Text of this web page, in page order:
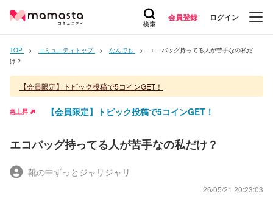
会員登録 ログイン
TOP コミュニティトップ なんでも
エコバッグ持ってる人が苦手なの私だ
け？
【会員限定】トピック投稿で5コインGET！
急上昇 【会員限定】トピック投稿で5コインGET！
エコバッグ持ってる人が苦手なの私だけ？
靴の中ずっとジャリジャリ
26/05/21 20:23:03